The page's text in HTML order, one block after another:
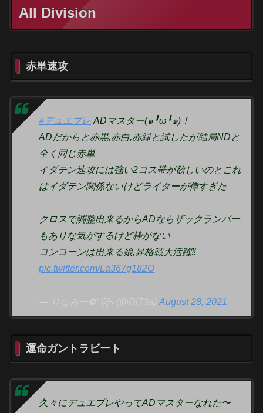
All Division
赤単速攻
#デュエプレ ADマスター(๑╹ω╹๑)！
ADだからと赤黒,赤白,赤緑と試したが結局NDと
全く同じ赤単
イダテン速攻には強い2コス帯が欲しいのとこれ
はイダテン関係ないけどライターが偉すぎた
クロスで調整出来るからADならザックランバー
もありな気がするけど枠がない
コンコーンは出来る娘,昇格戦大活躍‼️
pic.twitter.com/La367g182O
— りなみー✿*꧂ (@Ri73a)August 28, 2021
運命ガントラビート
久々にデュエプレやってADマスターなれた〜